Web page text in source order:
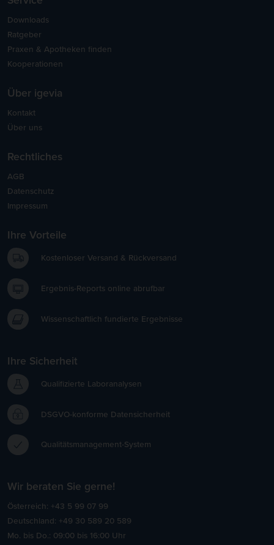
Downloads
Ratgeber
Praxen & Apotheken finden
Kooperationen
Über igevia
Kontakt
Über uns
Rechtliches
AGB
Datenschutz
Impressum
Ihre Vorteile
Kostenloser Versand & Rückversand
Ergebnis-Reports online abrufbar
Wissenschaftlich fundierte Ergebnisse
Ihre Sicherheit
Qualifizierte Laboranalysen
DSGVO-konforme Datensicherheit
Qualitätsmanagement-System
Wir beraten Sie gerne!
Österreich: +43 5 99 07 99
Deutschland: +49 30 589 20 589
Mo. bis Do.: 09:00 bis 16:00 Uhr